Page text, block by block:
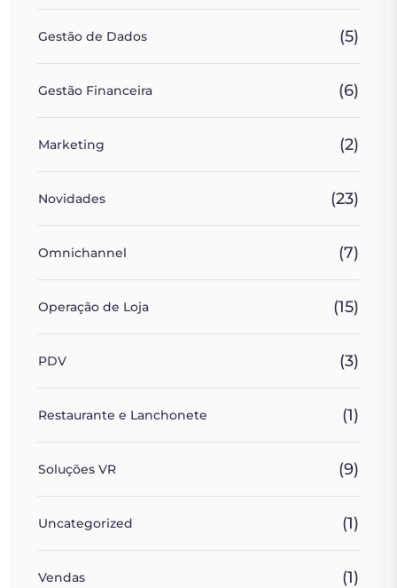
Gestão de Dados (5)
Gestão Financeira (6)
Marketing (2)
Novidades (23)
Omnichannel (7)
Operação de Loja (15)
PDV (3)
Restaurante e Lanchonete (1)
Soluções VR (9)
Uncategorized (1)
Vendas (1)